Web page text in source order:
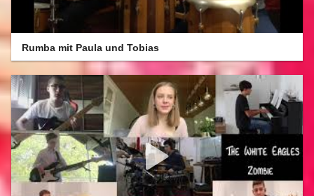
Rumba mit Paula und Tobias